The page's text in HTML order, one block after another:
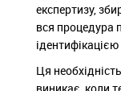
експертизу,
вся процедура
Ця
виникає, коли